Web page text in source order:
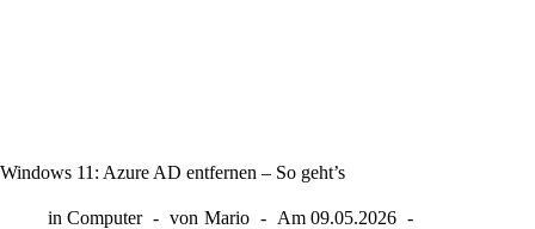
Windows 11: Azure AD entfernen – So geht’s
in Computer von Mario Am 09.05.2026